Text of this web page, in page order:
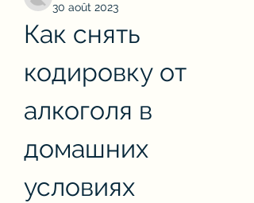
30 août 2023
Как снять
кодировку от
алкоголя в
домашних
условиях